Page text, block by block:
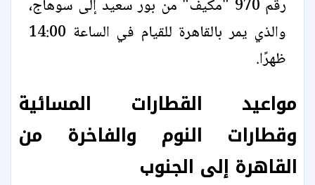
رقم 970 "مكيف" من بور سعيد إلى سوهاج،
والذي يمر بالقاهرة للقيام في الساعة 14:00
ظهرًا.
مواعيد القطارات المسائية
وقطارات النوم والفاخرة من
القاهرة إلى الجنوب